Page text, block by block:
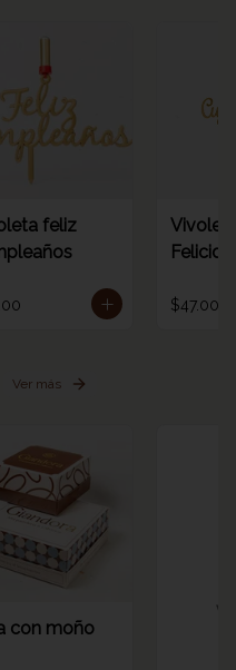
feliz
$47.00
Ver más
con moño